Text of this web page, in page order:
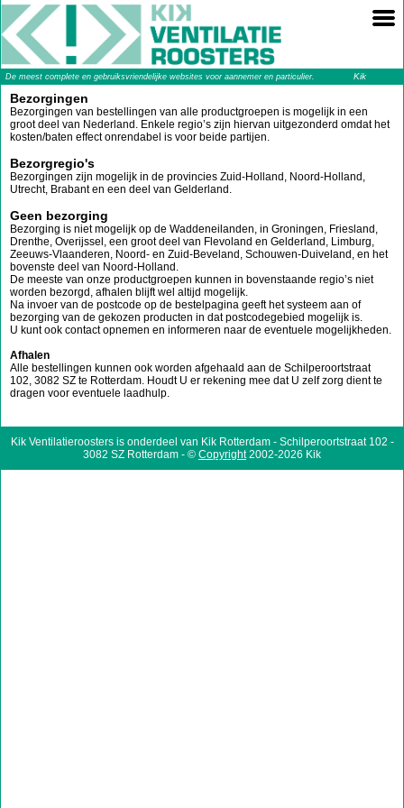
De meest complete en gebruiksvriendelijke websites voor aannemer en particulier.
Kik
Ventilatieroosters
Bezorgingen
Bezorgingen van bestellingen van alle productgroepen is mogelijk in een
groot deel van Nederland. Enkele regio’s zijn hiervan uitgezonderd omdat het
kosten/baten effect onrendabel is voor beide partijen.
Bezorgregio's
Bezorgingen zijn mogelijk in de provincies Zuid-Holland, Noord-Holland,
Utrecht, Brabant en een deel van Gelderland.
Geen bezorging
Bezorging is niet mogelijk op de Waddeneilanden, in Groningen, Friesland,
Drenthe, Overijssel, een groot deel van Flevoland en Gelderland, Limburg,
Zeeuws-Vlaanderen, Noord- en Zuid-Beveland, Schouwen-Duiveland, en het
bovenste deel van Noord-Holland.
De meeste van onze productgroepen kunnen in bovenstaande regio’s niet
worden bezorgd, afhalen blijft wel altijd mogelijk.
Na invoer van de postcode op de bestelpagina geeft het systeem aan of
bezorging van de gekozen producten in dat postcodegebied mogelijk is.
U kunt ook contact opnemen en informeren naar de eventuele mogelijkheden.
Afhalen
Alle bestellingen kunnen ook worden afgehaald aan de Schilperoortstraat
102, 3082 SZ te Rotterdam. Houdt U er rekening mee dat U zelf zorg dient te
dragen voor eventuele laadhulp.
Kik Ventilatieroosters is onderdeel van Kik Rotterdam - Schilperoortstraat 102 -
3082 SZ Rotterdam - © Copyright2002-2026 Kik